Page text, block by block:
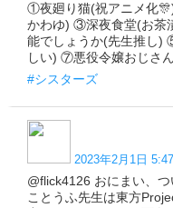
①夜廻り猫(祝アニメ化
かわゆ) ③深夜食堂(お茶
能でしょうか(先生推し)
しい) ⑦悪役令嬢おじさ
#シスターズ
2023年2月1日 5:47
@flick4126 おにまい、
ことうふ先生は東方